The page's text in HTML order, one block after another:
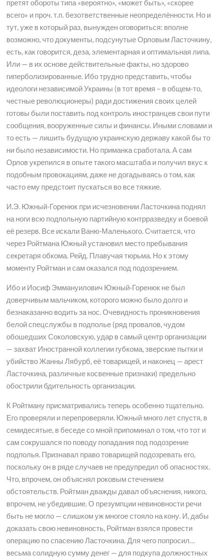
претят обороты типа «вероятно», «может быть», «скорее
всего» и проч. т.п. безответственные неопределённости. Но и
тут, уже в который раз, вынужден оговориться: вполне
возможно, что документы, подсунутые Орловым Ласточкину,
есть, как говорится, деза, элементарная и оптимальная липа.
Или — в их основе действительные факты, но здорово
гиперболизированные. Ибо трудно представить, чтобы
идеологи независимой Украины (в тот время – в общем-то,
честные революционеры) ради достижения своих целей
готовы были поставить под контроль иностранцев свои пути
сообщения, вооруженные силы и финансы. Иными словами и
то есть — лишить будущую украинскую державу какой бы то
ни было независимости. Но приманка сработала. А сам
Орлов укрепился в опыте такого масштаба и получил вкус к
подобным провокациям, даже не догадываясь о том, как
часто ему предстоит пускаться во все тяжкие.
И.Э. Южный-Горенюк при исчезновении Ласточкина поднял
на ноги всю подпольную партийную контрразведку и боевой
её резерв. Все искали Ваню-Маленького. Считается, что
через Ройтмана Южный установил место пребывания
секретаря обкома. Рейд. Плавучая тюрьма. Но к этому
моменту Ройтман и сам оказался под подозрением.
Ибо и Иосиф Эммануилович Южный-Горенюк не был
доверчивым мальчиком, которого можно было долго и
безнаказанно водить за нос. Очевидность проникновения
белой спецслужбы в подполье (ряд провалов, чудом
обошедших Соколовскую, удар в самый центр организации
— захват Иностранной коллегии губкома, зверские пытки и
убийство Жанны Лябурб, её товарищей, и наконец — арест
Ласточкина, различные косвенные признаки) предельно
обострили бдительность организации.
К Ройтману присматривались теперь особенно тщательно.
Его проверяли и перепроверяли. Южный много лет спустя, в
семидесятые, в беседе со мной припоминал о том, что тот и
сам сокрушался по поводу попадания под подозрение
подполья. Признавал право товарищей подозревать его,
поскольку он в ряде случаев не предупредил об опасностях.
Что, впрочем, он объяснял роковым стечением
обстоятельств. Ройтман дважды давал объяснения, никого,
впрочем, не убедившие. О презумпции невиновности речи
быть не могло — слишком уж многое стояло на кону. И, дабы
доказать свою невиновность, Ройтман взялся провести
операцию по спасению Ласточкина. Для чего попросил…
весьма солидную сумму денег — для подкупа должностных